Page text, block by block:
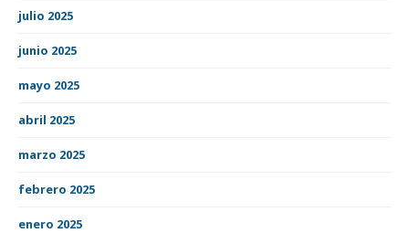
julio 2025
junio 2025
mayo 2025
abril 2025
marzo 2025
febrero 2025
enero 2025